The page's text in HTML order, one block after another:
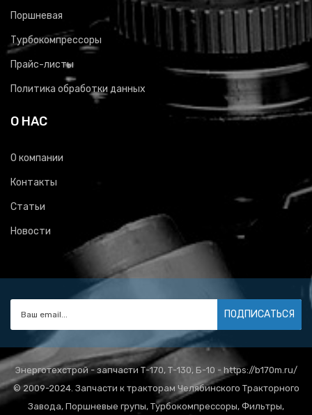
Поршневая
Турбокомпрессоры
Прайс-листы
Политика обработки данных
О НАС
О компании
Контакты
Статьи
Новости
ПОДПИСАТЬСЯ
Энерготехстрой - запчасти Т-170, Т-130, Б-10 - https://b170m.ru/
© 2009-2024. Запчасти к тракторам Челябинского Тракторного
Завода, Поршневые групы, Турбокомпрессоры, Фильтры,